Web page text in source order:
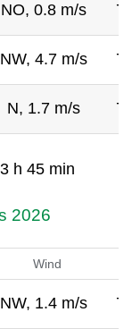
NO, 0.8 m/s
NW, 4.7 m/s
N, 1.7 m/s
h 45 min
2026
Wind
NW, 1.4 m/s